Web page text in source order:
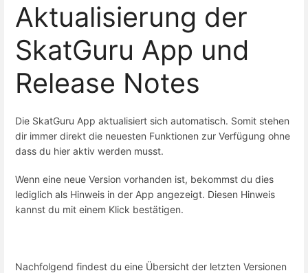
Aktualisierung der
SkatGuru App und
Release Notes
Die SkatGuru App aktualisiert sich automatisch. Somit stehen
dir immer direkt die neuesten Funktionen zur Verfügung ohne
dass du hier aktiv werden musst.
Wenn eine neue Version vorhanden ist, bekommst du dies
lediglich als Hinweis in der App angezeigt. Diesen Hinweis
kannst du mit einem Klick bestätigen.
Nachfolgend findest du eine Übersicht der letzten Versionen